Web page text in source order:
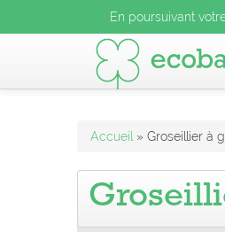
En poursuivant
En poursuivant
En poursuivant votre
Accueil » Groseillier à